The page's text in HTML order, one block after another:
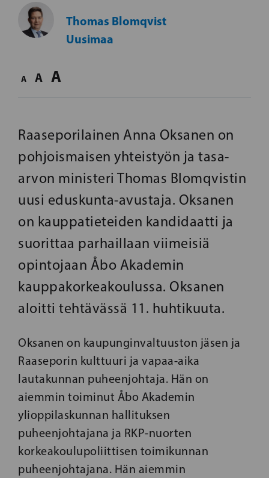
Thomas Blomqvist
Uusimaa
A A A
Raaseporilainen Anna Oksanen on
pohjoismaisen yhteistyön ja tasa-
arvon ministeri Thomas Blomqvistin
uusi eduskunta-avustaja. Oksanen
on kauppatieteiden kandidaatti ja
suorittaa parhaillaan viimeisiä
opintojaan Åbo Akademin
kauppakorkeakoulussa. Oksanen
aloitti tehtävässä 11. huhtikuuta.
Oksanen on kaupunginvaltuuston jäsen ja
Raaseporin kulttuuri ja vapaa-aika
lautakunnan puheenjohtaja. Hän on
aiemmin toiminut Åbo Akademin
ylioppilaskunnan hallituksen
puheenjohtajana ja RKP-nuorten
korkeakoulupoliittisen toimikunnan
puheenjohtajana. Hän aiemmin